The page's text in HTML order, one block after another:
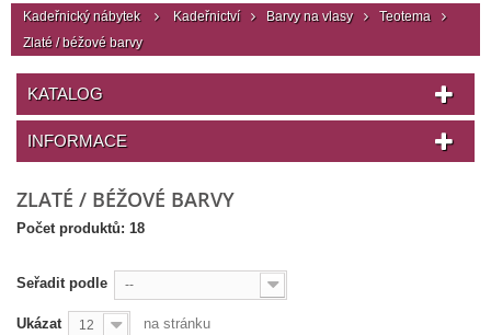
Kadeřnický nábytek Kadeřnictví Barvy na vlasy
Teotema
Zlaté / béžové barvy
KATALOG
INFORMACE
ZLATÉ / BÉŽOVÉ BARVY
Počet produktů: 18
Seřadit podle --
Ukázat 12 na stránku